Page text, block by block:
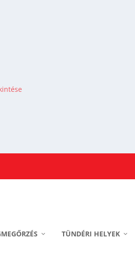
TÜNDÉRI HELYEK